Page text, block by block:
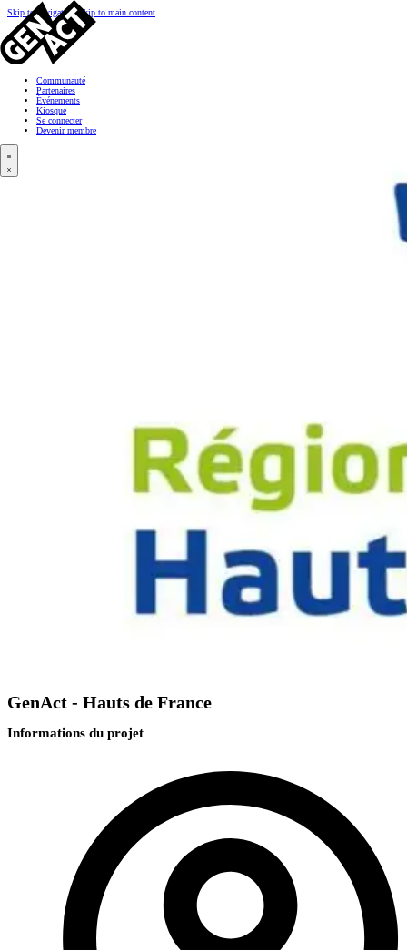
Skip to navigation Skip to main content
Communauté
Partenaires
Événements
Kiosque
Se connecter
Devenir membre
GenAct - Hauts de France
Informations du projet